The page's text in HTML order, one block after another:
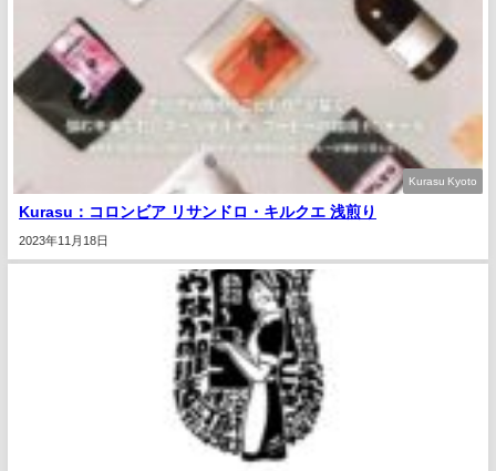
Kurasu Kyoto
Kurasu：コロンビア リサンドロ・キルクエ 浅煎り
2023年11月18日